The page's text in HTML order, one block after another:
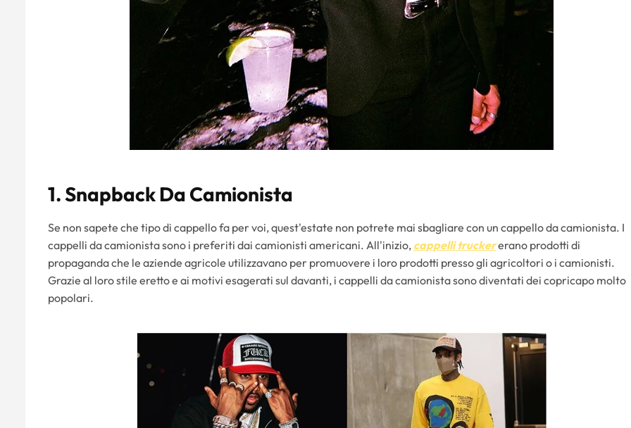
1. Snapback Da Camionista
Se non sapete che tipo di cappello fa per voi, quest'estate non potrete mai sbagliare con un cappello da camionista. I
cappelli da camionista sono i preferiti dai camionisti americani. All'inizio, cappelli truckererano prodotti di
propaganda che le aziende agricole utilizzavano per promuovere i loro prodotti presso gli agricoltori o i camionisti.
Grazie al loro stile eretto e ai motivi esagerati sul davanti, i cappelli da camionista sono diventati dei copricapo molto
popolari.